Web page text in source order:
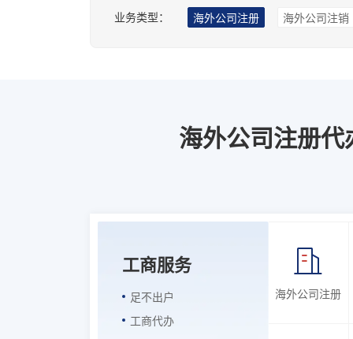
业务类型： 海外公司注册 海外公司注销
海外公司注册
工商服务
足不出户
工商代办
海外公司注册